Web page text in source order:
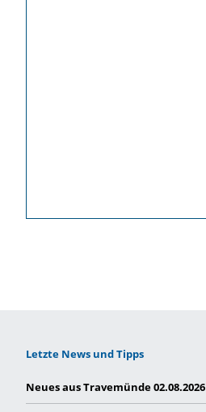
Letzte News und Tipps
Neues aus Travemünde 02.08.2026